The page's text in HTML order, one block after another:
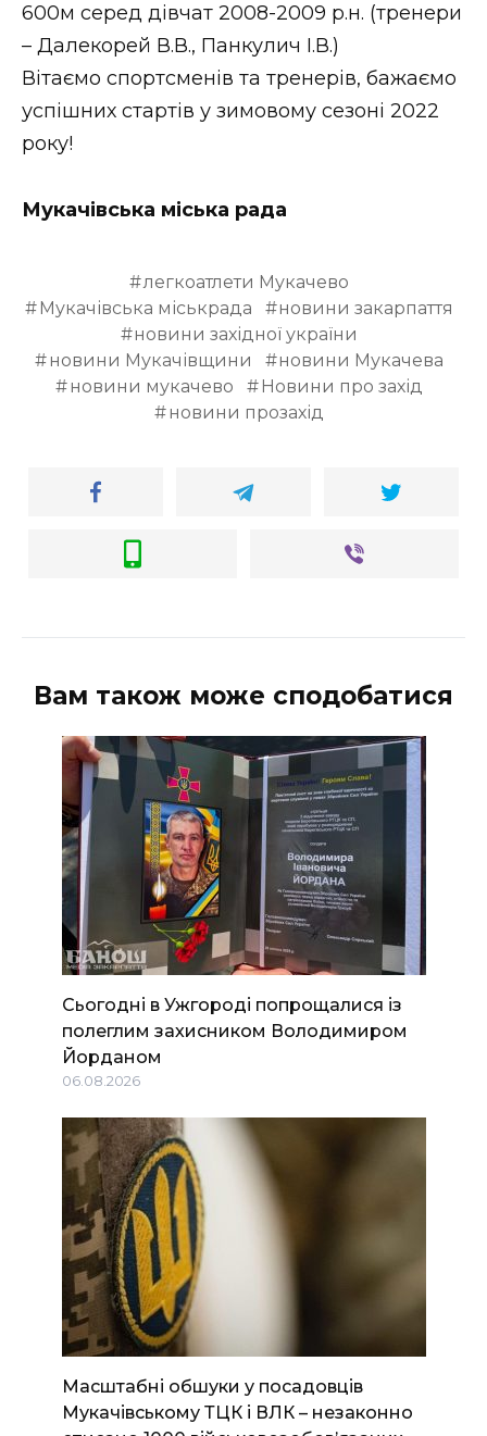
600м серед дівчат 2008-2009 р.н. (тренери
– Далекорей В.В., Панкулич І.В.)
Вітаємо спортсменів та тренерів, бажаємо
успішних стартів у зимовому сезоні 2022
року!
Мукачівська міська рада
легкоатлети Мукачево
Мукачівська міськрада
новини закарпаття
новини західної україни
новини Мукачівщини
новини Мукачева
новини мукачево
Новини про захід
новини прозахід
Вам також може сподобатися
Сьогодні в Ужгороді попрощалися із
полеглим захисником Володимиром
Йорданом
06.08.2026
Масштабні обшуки у посадовців
Мукачівському ТЦК і ВЛК – незаконно